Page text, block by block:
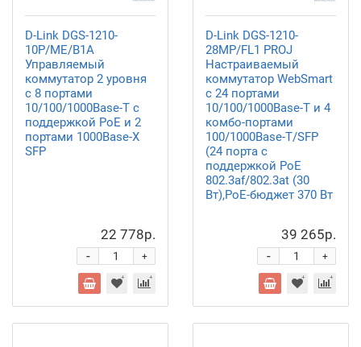
D-Link DGS-1210-
10P/ME/B1A
Управляемый
коммутатор 2 уровня
с 8 портами
10/100/1000Base-T с
поддержкой PoE и 2
портами 1000Base-X
SFP
22 778р.
+
-
D-Link DGS-1210-
28MP/FL1 PROJ
Настраиваемый
коммутатор WebSmart
с 24 портами
10/100/1000Base-T и 4
комбо-портами
100/1000Base-T/SFP
(24 порта с
поддержкой PoE
802.3af/802.3at (30
Вт),PoE-бюджет 370 Вт
39 265р.
+
-